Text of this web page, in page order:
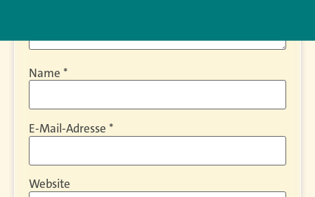
Name *
E-Mail-Adresse *
Website